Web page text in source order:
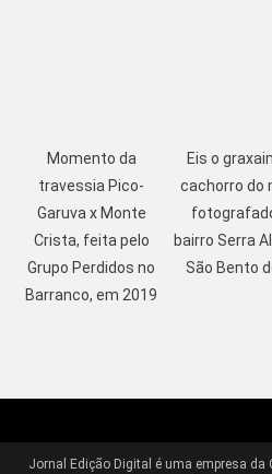
Momento da
travessia Pico-
Garuva x Monte
Crista, feita pelo
Grupo Perdidos no
Barranco, em 2019
Eis o
cachorro do
bairro Serra
São Bento
Jornal Edição Digital é uma empresa da